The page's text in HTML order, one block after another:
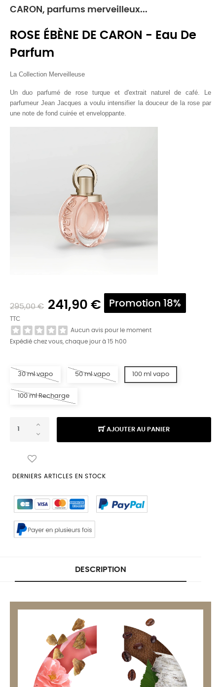
CARON, parfums merveilleux...
ROSE ÉBÈNE DE CARON - Eau De
Parfum
La Collection Merveilleuse
Un duo parfumé de rose turque et d'extrait naturel de café.
Le
parfumeur Jean Jacques a voulu intensifier la douceur de la rose par
une note de fond cuirée et enveloppante.
295,00 € 241,90 € Promotion 18%
TTC
Aucun avis pour le moment
Expédié chez vous, chaque jour à 15 h00
30 ml vapo 50 ml vapo 100 ml vapo
100 ml Recharge
AJOUTER AU PANIER
DERNIERS ARTICLES EN STOCK
DESCRIPTION